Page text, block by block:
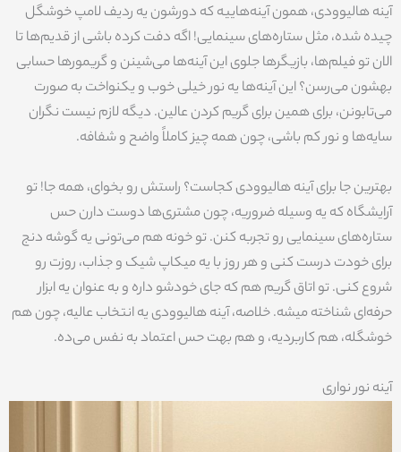
آینه هالیوودی، همون آینه‌هاییه که دورشون یه ردیف لامپ خوشگل
چیده شده، مثل ستاره‌های سینمایی! اگه دفت کرده باشی از قدیم‌ها تا
الان تو فیلم‌ها، بازیگرها جلوی این آینه‌ها می‌شینن و گریمورها حسابی
بهشون می‌رسن؟ این آینه‌ها یه نور خیلی خوب و یکنواخت به صورت
می‌تابونن، برای همین برای گریم کردن عالین. دیگه لازم نیست نگران
سایه‌ها و نور کم باشی، چون همه چیز کاملاً واضح و شفافه.
بهترین جا برای آینه هالیوودی کجاست؟ راستش رو بخوای، همه جا! تو
آرایشگاه که یه وسیله ضروریه، چون مشتری‌ها دوست دارن حس
ستاره‌های سینمایی رو تجربه کنن. تو خونه هم می‌تونی یه گوشه دنج
برای خودت درست کنی و هر روز با یه میکاپ شیک و جذاب، روزت رو
شروع کنی. تو اتاق گریم هم که جای خودشو داره و به عنوان یه ابزار
حرفه‌ای شناخته میشه. خلاصه، آینه هالیوودی یه انتخاب عالیه، چون هم
خوشگله، هم کاربردیه، و هم بهت حس اعتماد به نفس می‌ده.
آینه نور نواری